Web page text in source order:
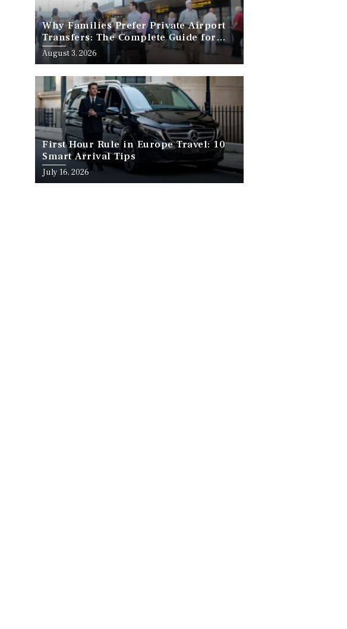
Why Families Prefer Private Airport
Transfers: The Complete Guide for
Stress-Free Family Travel
August 3, 2026
First Hour Rule in Europe Travel: 10
Smart Arrival Tips
July 16, 2026